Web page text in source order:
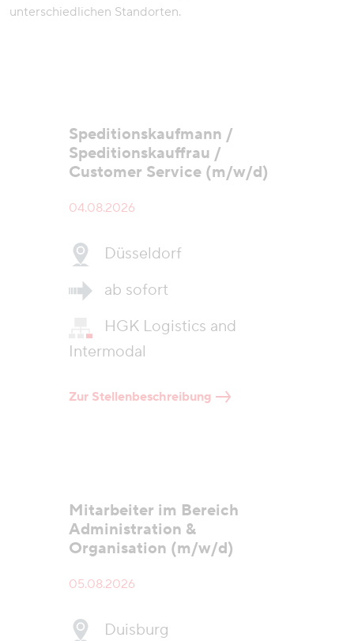
unterschiedlichen Standorten.
Speditionskaufmann /
Speditionskauffrau /
Customer Service (m/w/d)
04.08.2026
Düsseldorf
ab sofort
HGK Logistics and
Intermodal
Zur Stellenbeschreibung
Mitarbeiter im Bereich
Administration &
Organisation (m/w/d)
05.08.2026
Duisburg